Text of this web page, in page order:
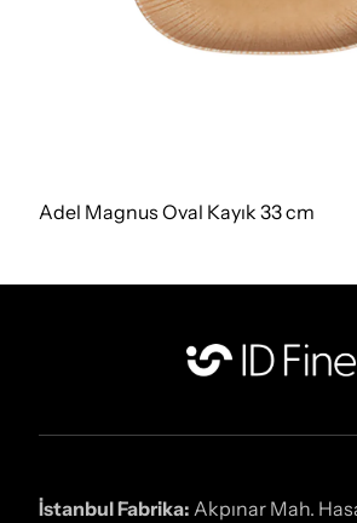
Adel Magnus Oval Kayık 33 cm
İstanbul Fabrika: Akpınar Mah.